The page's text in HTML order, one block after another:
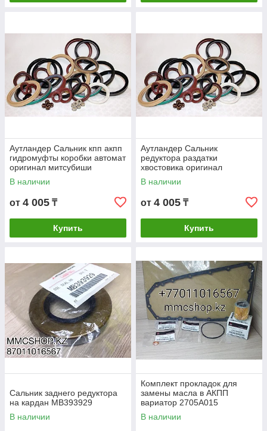
Аутландер Сальник кпп акпп
гидромуфты коробки автомат
оригинал митсубиши
mitsubishi Outlander
В наличии
от 4 005 ₸
Купить
Аутландер Сальник
редуктора раздатки
хвостовика оригинал
митсубиши mitsubishi
Outlander
В наличии
от 4 005 ₸
Купить
Сальник заднего редуктора
на кардан MB393929
В наличии
Комплект прокладок для
замены масла в АКПП
вариатор 2705A015
2705A013 2824A006
2920A096 2824A005 Лансер
В наличии